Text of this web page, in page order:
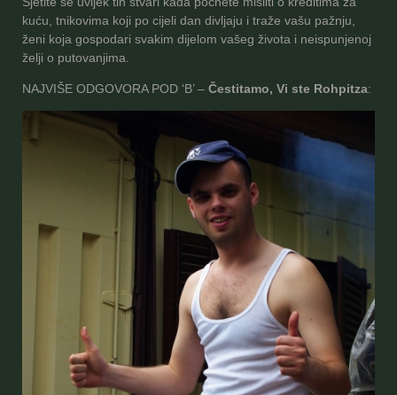
kuću, tnikovima koji po cijeli dan divljaju i traže vašu pažnju,
ženi koja gospodari svakim dijelom vašeg života i neispunjenoj
želji o putovanjima.
NAJVIŠE ODGOVORA POD ‘B’ – Čestitamo, Vi ste Rohpitza: